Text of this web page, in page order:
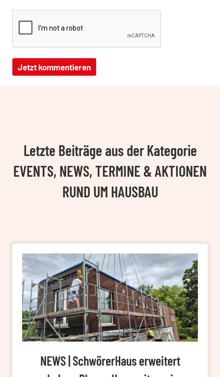
Letzte Beiträge aus der Kategorie
EVENTS, NEWS, TERMINE & AKTIONEN
RUND UM HAUSBAU
NEWS | SchwörerHaus erweitert